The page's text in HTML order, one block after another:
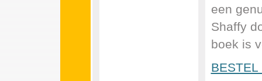
een
Shaffy
boek is
BESTEL